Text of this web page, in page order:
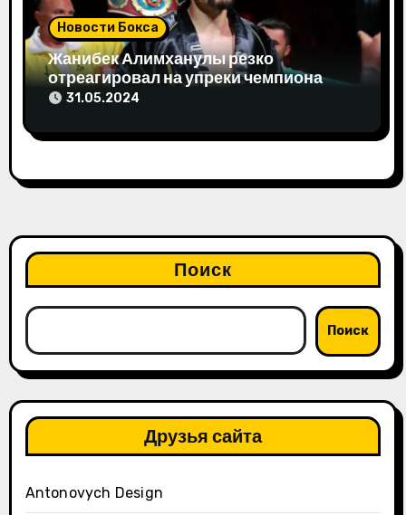
Новости Бокса
Жанибек Алимханулы резко
отреагировал на упреки чемпиона
мира
31.05.2024
Поиск
Поиск
Друзья сайта
Antonovych Design